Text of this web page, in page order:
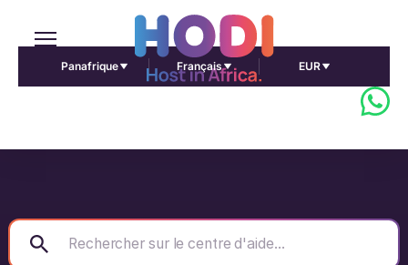
Panafrique Français EUR